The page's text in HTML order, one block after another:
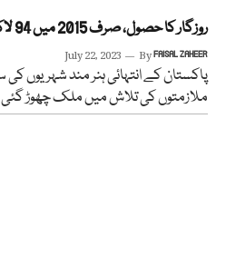
روزگار کا حصول، صرف 2015 میں 94 لاکھ پاکستانی ملک چھوڑ گئے
July 22, 2023 ByFAISAL ZAHEER
ملازمتوں کی تلاش میں ملک چھوڑ گئی